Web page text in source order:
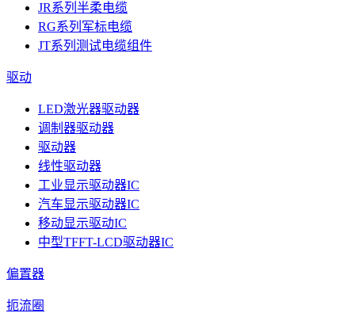
JR系列半柔电缆
RG系列军标电缆
JT系列测试电缆组件
驱动
LED激光器驱动器
调制器驱动器
驱动器
线性驱动器
工业显示驱动器IC
汽车显示驱动器IC
移动显示驱动IC
中型TFFT-LCD驱动器IC
偏置器
扼流圈